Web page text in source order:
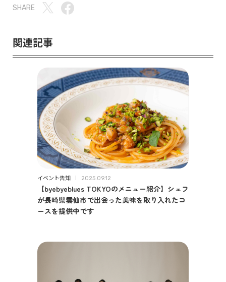
SHARE
関連記事
イベント告知 2025.09.12
【byebyeblues TOKYOのメニュー紹介】シェフ
が長崎県雲仙市で出会った美味を取り入れたコ
ースを提供中です